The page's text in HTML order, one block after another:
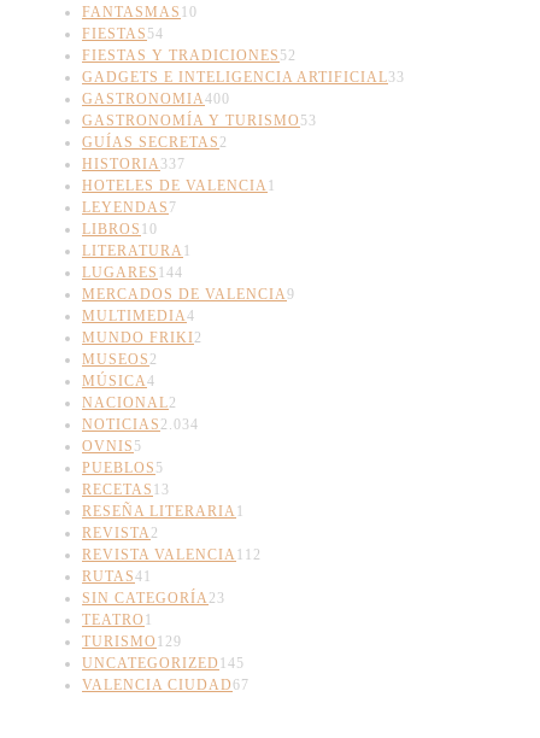
FANTASMAS 10
FIESTAS 54
FIESTAS Y TRADICIONES 52
GADGETS E INTELIGENCIA ARTIFICIAL33
GASTRONOMIA400
GASTRONOMÍA Y TURISMO 53
GUÍAS SECRETAS 2
HISTORIA337
HOTELES DE VALENCIA1
LEYENDAS 7
LIBROS 10
LITERATURA1
LUGARES 144
MERCADOS DE VALENCIA9
MULTIMEDIA4
MUNDO FRIKI2
MUSEOS 2
MÚSICA4
NACIONAL2
NOTICIAS 2.034
OVNIS 5
PUEBLOS 5
RECETAS 13
RESEÑA LITERARIA1
REVISTA2
REVISTA VALENCIA112
RUTAS41
SIN CATEGORÍA23
TEATRO 1
TURISMO 129
UNCATEGORIZED 145
VALENCIA CIUDAD67